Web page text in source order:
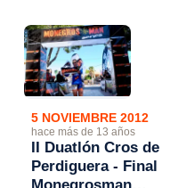
5 NOVIEMBRE 2012
hace más de 13 años
II Duatlón Cros de
Perdiguera - Final